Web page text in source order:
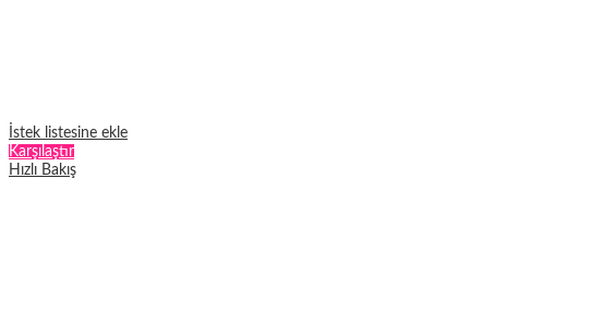
İstek listesine ekle
Karşılaştır
Hızlı Bakış